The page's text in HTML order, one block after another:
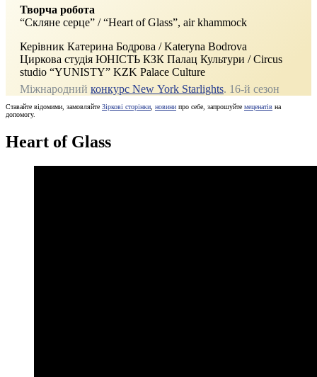
Творча робота
“Скляне серце” / “Heart of Glass”, air khammock
Керівник Катерина Бодрова / Kateryna Bodrova
Циркова студія ЮНІСТЬ КЗК Палац Культури / Circus
studio “YUNISTY” KZK Palace Culture
Міжнародний конкурс New York Starlights. 16‑й сезон
Ставайте відомими, замовляйте Зіркові сторінки новини про себе, запрошуйте меценатів на
допомогу.
Heart of Glass